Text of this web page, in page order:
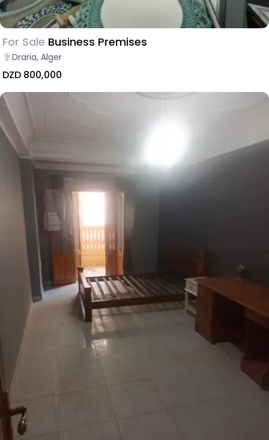
For Sale Business Premises
Draria, Alger
DZD 800,000